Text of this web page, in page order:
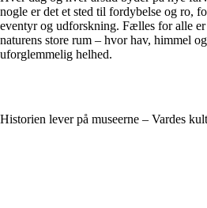
nogle er det et sted til fordybelse og ro,
eventyr og udforskning. Fælles for alle
naturens store rum – hvor hav, himmel
uforglemmelig helhed.
Historien lever på museerne – Vardes